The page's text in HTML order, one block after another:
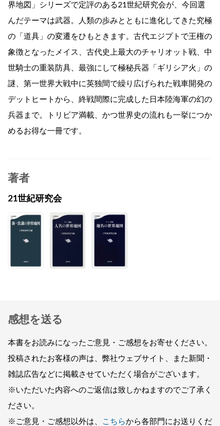
界地図」シリーズで定評のある21世紀研究会が、今回選
んだテーマは武器。人類の歩みとともに進化してきた究極
の「道具」の変遷をひもときます。古代エジプトで王権の
象徴となったメイス、古代史上最大のチャリオット戦、中
世騎士の重装防具、最強にして極秘兵器「ギリシア火」の
謎、第一世界大戦中に英独間で繰り広げられた戦車開発の
デットヒートから、終戦間際に完成した日本陸海軍の幻の
兵器まで。トリビア満載、かつ世界史の流れも一挙につか
めるお得な一冊です。
著者
21世紀研究会
感想を送る
本書をお読みになったご意見・ご感想をお寄せください。
投稿されたお客様の声は、弊社ウェブサイト、また新聞・
雑誌広告などに掲載させていただく場合がございます。
※いただいた内容へのご返信は致しかねますのでご了承く
ださい。
※ご意見・ご感想以外は、
こちらから各部門にお送りくだ